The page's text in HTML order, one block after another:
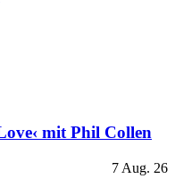
mit Phil Collen
7 Aug. 26